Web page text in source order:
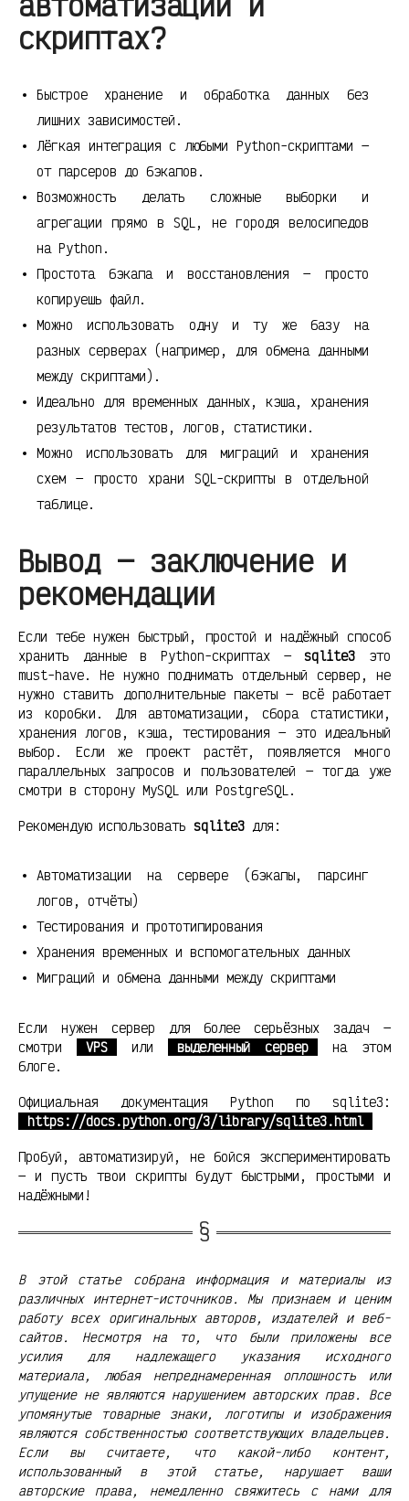
скриптах?
Быстрое хранение и обработка данных без
лишних зависимостей.
Лёгкая интеграция с любыми Python-скриптами —
от парсеров до бэкапов.
Возможность делать сложные выборки и
агрегации прямо в SQL, не городя велосипедов
на Python.
Простота бэкапа и восстановления — просто
копируешь файл.
Можно использовать одну и ту же базу на
разных серверах (например, для обмена данными
между скриптами).
Идеально для временных данных, кэша, хранения
результатов тестов, логов, статистики.
Можно использовать для миграций и хранения
схем — просто храни SQL-скрипты в отдельной
таблице.
Вывод — заключение и
рекомендации
Если тебе нужен быстрый, простой и надёжный способ
хранить данные в Python-скриптах —sqlite3 это
must-have. Не нужно поднимать отдельный сервер, не
нужно ставить дополнительные пакеты — всё работает
из коробки. Для автоматизации, сбора статистики,
хранения логов, кэша, тестирования — это идеальный
выбор. Если же проект растёт, появляется много
параллельных запросов и пользователей — тогда уже
смотри в сторону MySQL или PostgreSQL.
Рекомендую использовать sqlite3 для:
Автоматизации на сервере (бэкапы, парсинг
логов, отчёты)
Тестирования и прототипирования
Хранения временных и вспомогательных данных
Миграций и обмена данными между скриптами
Если нужен сервер для более серьёзных задач —
смотри
VPS или выделенный сервер
на этом
блоге.
Официальная документация Python по sqlite3:
https://docs.python.org/3/library/sqlite3.html
Пробуй, автоматизируй, не бойся экспериментировать
— и пусть твои скрипты будут быстрыми, простыми и
надёжными!
В этой статье собрана информация и материалы из
различных интернет-источников. Мы признаем и ценим
работу всех оригинальных авторов, издателей и веб-
сайтов. Несмотря на то, что были приложены все
усилия для надлежащего указания исходного
материала, любая непреднамеренная оплошность или
упущение не являются нарушением авторских прав. Все
упомянутые товарные знаки, логотипы и изображения
являются собственностью соответствующих владельцев.
Если вы считаете, что какой-либо контент,
использованный в этой статье, нарушает ваши
авторские права, немедленно свяжитесь с нами для